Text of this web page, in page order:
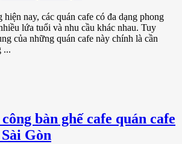
nay, các quán cafe có đa dạng phong
lứa tuổi và nhu cầu khác nhau. Tuy
của những quán cafe này chính là cần
...
bàn ghế cafe quán cafe
Gòn